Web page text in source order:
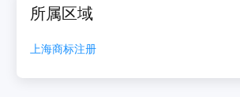
所属区域
上海商标注册